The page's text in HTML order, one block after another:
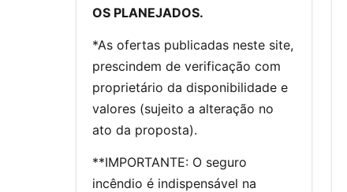
OS PLANEJADOS.
*As ofertas publicadas neste site,
prescindem de verificação com
proprietário da disponibilidade e
valores (sujeito a alteração no
ato da proposta).
**IMPORTANTE: O seguro
incêndio é indispensável na